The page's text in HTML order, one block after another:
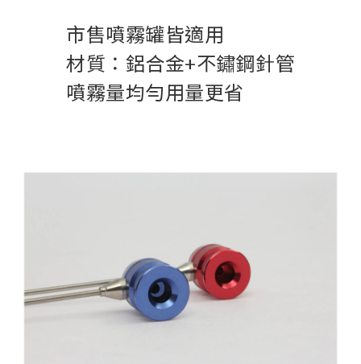
市售噴霧罐皆適用
材質：鋁合金+不鏽鋼針管
噴霧量均勻用量更省